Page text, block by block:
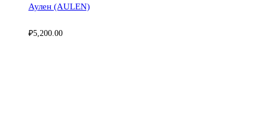
Аулен (AULEN)
₽5,200.00